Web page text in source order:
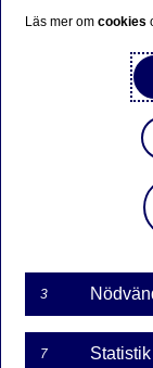
Nordea Invest
stillet særligt
hænger
forretning på.
for miljø,
forhold spiller
påvirkning og i
ansvarlig/
omfang det
Läs mer omcookies
3
7 Statistik